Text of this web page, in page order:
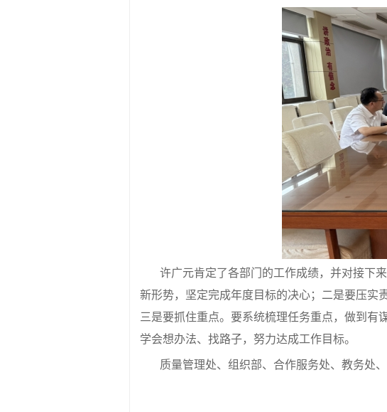
许广元肯定了各部门的工作成绩，并对接下
新形势，坚定完成年度目标的决心；二是要压实
三是要抓住重点。要系统梳理任务重点，做到
学会想办法、找路子，努力达成工作目标。
质量管理处、组织部、合作服务处、教务处